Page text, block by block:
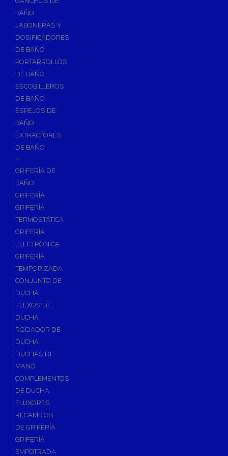
Accesorios y Grupos Contra Incendios
Calderas y estufas de biomasa
Sistemas de Energía Solar Térmica
Estructuras de soporte
Sistemas de Aerotermia
Sistemas de Energía Solar Fotovoltaica
Paneles
Inversores
Baterías
Estructuras
Fontanería
Aislamientos para Tuberías
Accesorios para Instalación de Gas
Válvulas para Gas
Accesorios y Repuestos de Gas
Baterias y Contadores
Bombas
Bombas Sumergibles
Bombas de Drenaje y Residual
Bombas de Superficies Horizontal y Vertical
Desagües
Válvulas de Desagüe
Válvulas para Platos de Ducha y Bañeras
Sifones
Sumideros y Botes Sifónicos
Accesorios para Desagüe
Flotadores y Boyas
BAÑO
JABONERAS Y
DOSIFICADORES
DE BAÑO
PORTARROLLOS
DE BAÑO
ESCOBILLEROS
DE BAÑO
ESPEJOS DE
BAÑO
EXTRACTORES
DE BAÑO
+
GRIFERÍA DE
BAÑO
GRIFERÍA
GRIFERÍA
TERMOSTÁTICA
GRIFERÍA
ELECTRÓNICA
GRIFERÍA
TEMPORIZADA
CONJUNTO DE
DUCHA
FLEXOS DE
DUCHA
ROCIADOR DE
DUCHA
DUCHAS DE
MANO
COMPLEMENTOS
DE DUCHA
FLUXORES
RECAMBIOS
DE GRIFERÍA
GRIFERÍA
EMPOTRADA